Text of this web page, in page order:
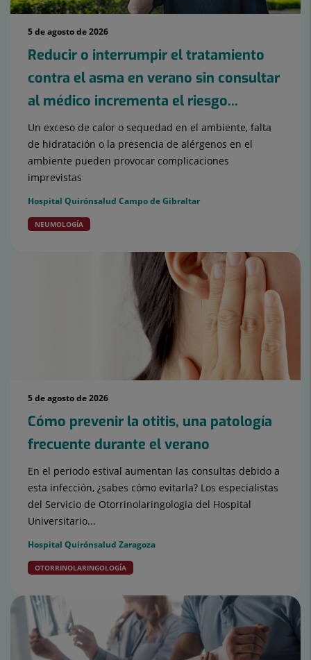
5 de agosto de 2026
Reducir o interrumpir el tratamiento
contra el asma en verano sin consultar
al médico incrementa el riesgo...
Un exceso de calor o sequedad en el ambiente, falta
de hidratación o la presencia de alérgenos en el
ambiente pueden provocar complicaciones
imprevistas
Hospital Quirónsalud Campo de Gibraltar
NEUMOLOGÍA
5 de agosto de 2026
Cómo prevenir la otitis, una patología
frecuente durante el verano
En el periodo estival aumentan las consultas debido a
esta infección, ¿sabes cómo evitarla? Los especialistas
del Servicio de Otorrinolaringologia del Hospital
Universitario...
Hospital Quirónsalud Zaragoza
OTORRINOLARINGOLOGÍA